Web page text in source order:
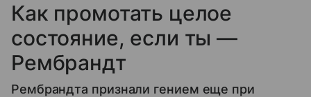
Как промотать целое
состояние, если ты —
Рембрандт
Рембрандта признали гением еще при